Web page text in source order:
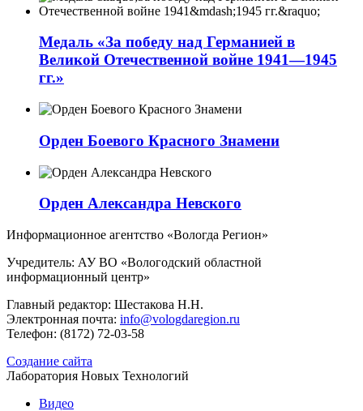
Медаль «За победу над Германией в
Великой Отечественной войне 1941—1945
гг.»
Орден Боевого Красного Знамени
Орден Александра Невского
Информационное агентство «Вологда Регион»
Учредитель: АУ ВО «Вологодский областной
информационный центр»
Главный редактор: Шестакова Н.Н.
Электронная почта: info@vologdaregion.ru
Телефон: (8172) 72-03-58
Создание сайта
Лаборатория Новых Технологий
Видео